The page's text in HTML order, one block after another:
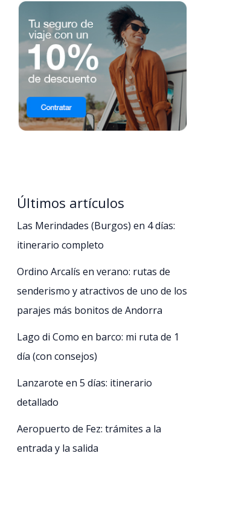
Últimos artículos
Las Merindades (Burgos) en 4 días:
itinerario completo
Ordino Arcalís en verano: rutas de
senderismo y atractivos de uno de los
parajes más bonitos de Andorra
Lago di Como en barco: mi ruta de 1
día (con consejos)
Lanzarote en 5 días: itinerario
detallado
Aeropuerto de Fez: trámites a la
entrada y la salida